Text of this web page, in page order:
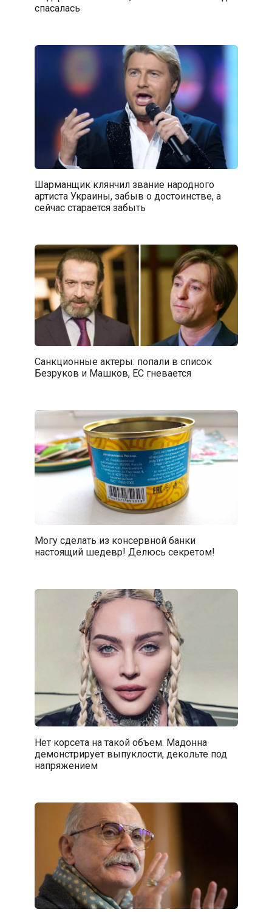
спасалась
Шарманщик клянчил звание народного
артиста Украины, забыв о достоинстве, а
сейчас старается забыть
Санкционные актеры: попали в список
Безруков и Машков, ЕС гневается
Могу сделать из консервной банки
настоящий шедевр! Делюсь секретом!
Нет корсета на такой объем. Мадонна
демонстрирует выпуклости, декольте под
напряжением